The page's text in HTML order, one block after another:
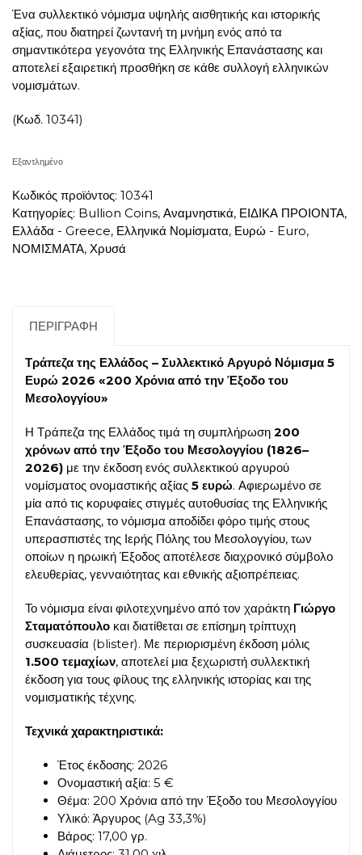
Ένα συλλεκτικό νόμισμα υψηλής αισθητικής και ιστορικής
αξίας, που διατηρεί ζωντανή τη μνήμη ενός από τα
σημαντικότερα γεγονότα της Ελληνικής Επανάστασης και
αποτελεί εξαιρετική προσθήκη σε κάθε συλλογή ελληνικών
νομισμάτων.
(Κωδ. 10341)
Εξαντλημένο
Κωδικός προϊόντος: 10341
Κατηγορίες: Bullion Coins, Αναμνηστικά, ΕΙΔΙΚΑ ΠΡΟΙΟΝΤΑ,
Ελλάδα - Greece, Ελληνικά Νομίσματα, Ευρώ - Euro,
ΝΟΜΙΣΜΑΤΑ, Χρυσά
ΠΕΡΙΓΡΑΦΉ
Τράπεζα της Ελλάδος – Συλλεκτικό Αργυρό Νόμισμα 5
Ευρώ 2026 «200 Χρόνια από την Έξοδο του
Μεσολογγίου»
Η Τράπεζα της Ελλάδος τιμά τη συμπλήρωση 200
χρόνων από την Έξοδο του Μεσολογγίου (1826–
2026) με την έκδοση ενός συλλεκτικού αργυρού
νομίσματος ονομαστικής αξίας 5 ευρώ. Αφιερωμένο σε
μία από τις κορυφαίες στιγμές αυτοθυσίας της Ελληνικής
Επανάστασης, το νόμισμα αποδίδει φόρο τιμής στους
υπερασπιστές της Ιερής Πόλης του Μεσολογγίου, των
οποίων η ηρωική Έξοδος αποτέλεσε διαχρονικό σύμβολο
ελευθερίας, γενναιότητας και εθνικής αξιοπρέπειας.
Το νόμισμα είναι φιλοτεχνημένο από τον χαράκτη Γιώργο
Σταματόπουλο και διατίθεται σε επίσημη τρίπτυχη
συσκευασία (blister). Με περιορισμένη έκδοση μόλις
1.500 τεμαχίων, αποτελεί μια ξεχωριστή συλλεκτική
έκδοση για τους φίλους της ελληνικής ιστορίας και της
νομισματικής τέχνης.
Τεχνικά χαρακτηριστικά:
Έτος έκδοσης: 2026
Ονομαστική αξία: 5 €
Θέμα: 200 Χρόνια από την Έξοδο του Μεσολογγίου
Υλικό: Άργυρος (Ag 33,3%)
Βάρος: 17,00 γρ.